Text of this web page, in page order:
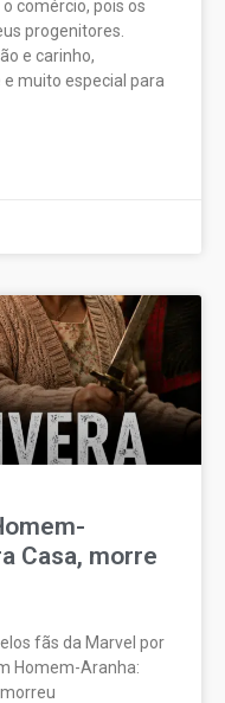
comércio, pois os
progenitores.
e carinho,
muito especial para
Casa, morre
fãs da Marvel por
Homem-Aranha: